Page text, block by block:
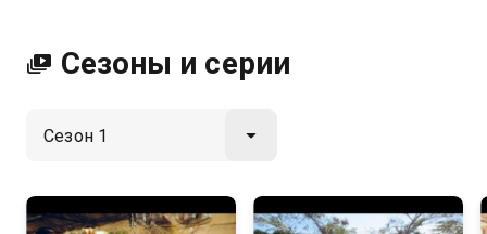
Сезоны и серии